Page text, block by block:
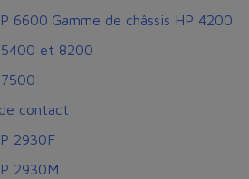
6600 Gamme de châssis HP 4200
5400 et 8200
contact
2930F
2930M